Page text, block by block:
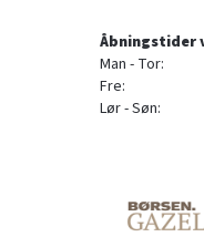
Åbningstider
Man - Tor:
Fre:
Lør - Søn: